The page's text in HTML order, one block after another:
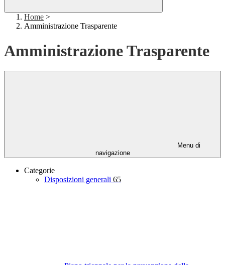
Home >
Amministrazione Trasparente
Amministrazione Trasparente
Menu di
navigazione
Categorie
Disposizioni generali 65